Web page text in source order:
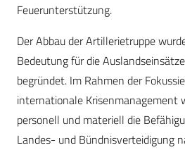
Feuerunterstützung.
Der Abbau der Artillerietruppe
Bedeutung für die
begründet. Im Rahmen der
internationale Krisenmanagement
personell und materiell die
Landes- und Bündnisverteidigung